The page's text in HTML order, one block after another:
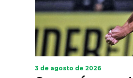
3 de agosto de 2026